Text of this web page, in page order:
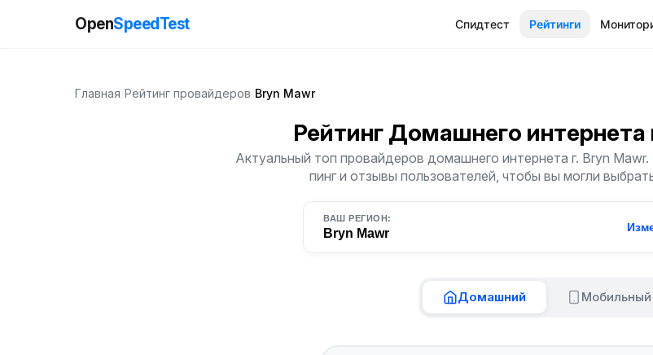
OpenSpeedTest Спидтест Рейтинги
Главная Рейтинг провайдеров Bryn Mawr
Рейтинг Домашнего интернета
Актуальный топ провайдеров домашнего интернета г. Bryn
пинг и отзывы пользователей, чтобы вы могли
ВАШ РЕГИОН:
Bryn Mawr
Домашний Мобильный